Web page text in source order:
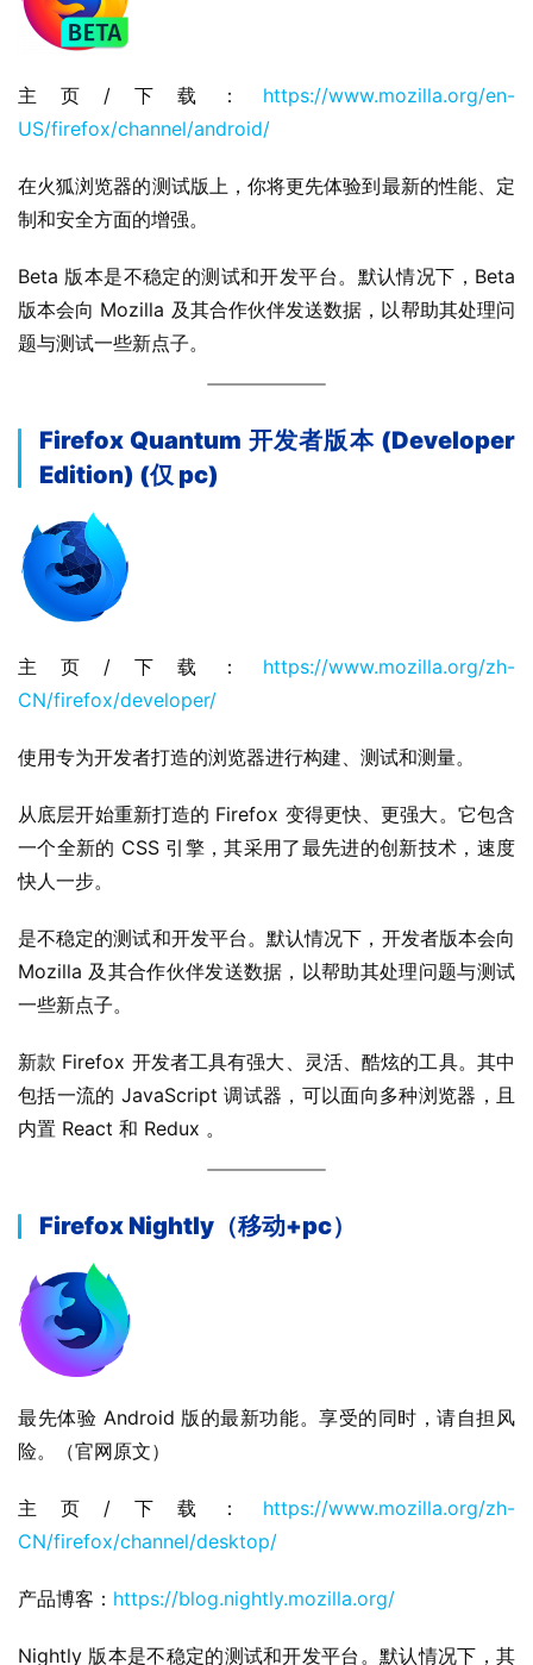
n
1
W
n
1
0
软
安
卓
苹
果
关
于
主页/下载： https://www.mozilla.org/en-
US/firefox/channel/android/
在火狐浏览器的测试版上，你将更先体验到最新的性能、定
制和安全方面的增强。
Beta 版本是不稳定的测试和开发平台。默认情况下，Beta
版本会向 Mozilla 及其合作伙伴发送数据，以帮助其处理问
题与测试一些新点子。
Firefox Quantum 开发者版本 (Developer
Edition) (仅 pc)
主页/下载： https://www.mozilla.org/zh-
CN/firefox/developer/
使用专为开发者打造的浏览器进行构建、测试和测量。
从底层开始重新打造的 Firefox 变得更快、更强大。它包含
一个全新的 CSS 引擎，其采用了最先进的创新技术，速度
快人一步。
是不稳定的测试和开发平台。默认情况下，开发者版本会向
Mozilla 及其合作伙伴发送数据，以帮助其处理问题与测试
一些新点子。
新款 Firefox 开发者工具有强大、灵活、酷炫的工具。其中
包括一流的 JavaScript 调试器，可以面向多种浏览器，且
内置 React 和 Redux 。
Firefox Nightly（移动+pc）
最先体验 Android 版的最新功能。享受的同时，请自担风
险。（官网原文）
主页/下载： https://www.mozilla.org/zh-
CN/firefox/channel/desktop/
产品博客： https://blog.nightly.mozilla.org/
Nightly 版本是不稳定的测试和开发平台。默认情况下，其